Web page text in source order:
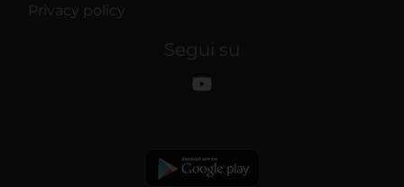
Privacy policy
Segui su